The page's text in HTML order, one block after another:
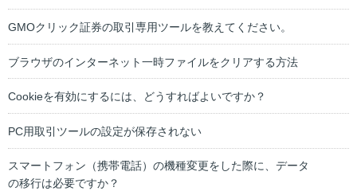
GMOクリック証券の取引専用ツールを教えてください。
ブラウザのインターネット一時ファイルをクリアする方法
Cookieを有効にするには、どうすればよいですか？
PC用取引ツールの設定が保存されない
スマートフォン（携帯電話）の機種変更をした際に、データ
の移行は必要ですか？